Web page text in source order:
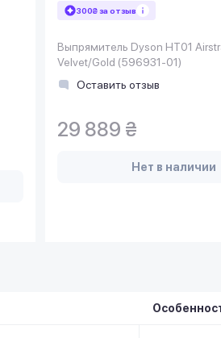
300₴ за отзыв
Выпрямитель Dyson HT01
Velvet/Gold (596931-01)
Оставить отзыв
29 889 ₴
Нет в наличии